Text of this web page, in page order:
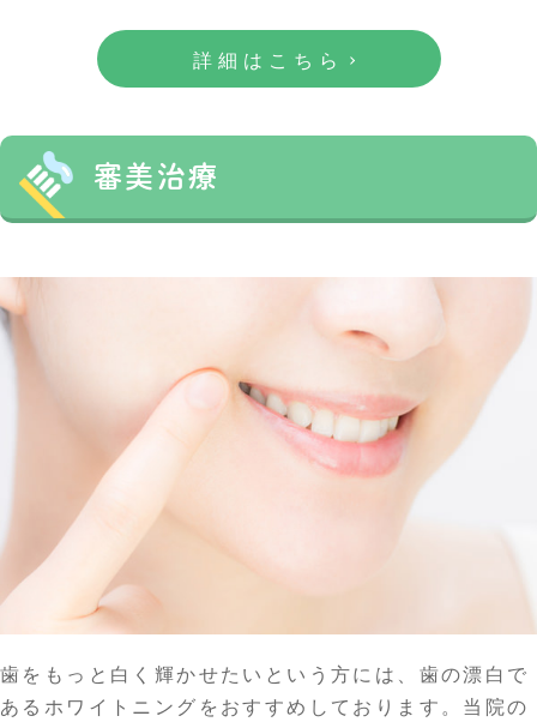
詳細はこちら
審美治療
歯をもっと白く輝かせたいという方には、歯の漂白で
あるホワイトニングをおすすめしております。当院の